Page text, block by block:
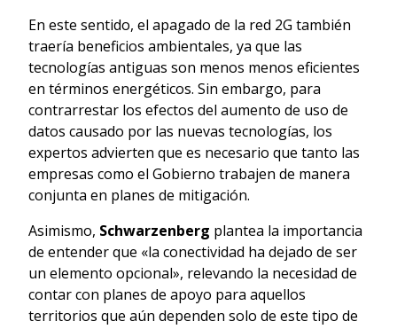
En este sentido, el apagado de la red 2G también
traería beneficios ambientales, ya que las
tecnologías antiguas son menos menos eficientes
en términos energéticos. Sin embargo, para
contrarrestar los efectos del aumento de uso de
datos causado por las nuevas tecnologías, los
expertos advierten que es necesario que tanto las
empresas como el Gobierno trabajen de manera
conjunta en planes de mitigación.
Asimismo, Schwarzenberg plantea la importancia
de entender que «la conectividad ha dejado de ser
un elemento opcional», relevando la necesidad de
contar con planes de apoyo para aquellos
territorios que aún dependen solo de este tipo de